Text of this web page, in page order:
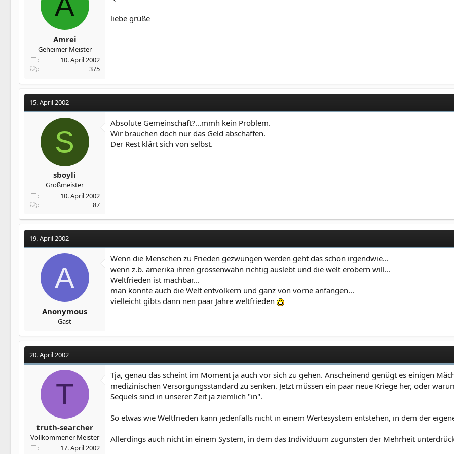
Amrei
Geheimer Meister
10. April 2002
375
liebe grüße
15. April 2002
S
sboyli
Großmeister
10. April 2002
87
Absolute Gemeinschaft?...mmh kein Problem.
Wir brauchen doch nur das Geld abschaffen.
Der Rest klärt sich von selbst.
19. April 2002
A
Anonymous
Gast
Wenn die Menschen zu Frieden gezwungen werden geht das schon irgendwie...
wenn z.b. amerika ihren grössenwahn richtig auslebt und die welt erobern will...
Weltfrieden ist machbar...
man könnte auch die Welt entvölkern und ganz von vorne anfangen...
vielleicht gibts dann nen paar Jahre weltfrieden
20. April 2002
T
truth-searcher
Vollkommener Meister
17. April 2002
Tja, genau das scheint im Moment ja auch vor sich zu gehen. Anscheinend genügt es einigen
medizinischen Versorgungsstandard zu senken. Jetzt müssen ein paar neue Kriege her, oder
Sequels sind in unserer Zeit ja ziemlich "in".
So etwas wie Weltfrieden kann jedenfalls nicht in einem Wertesystem entstehen, in dem der
Allerdings auch nicht in einem System, in dem das Individuum zugunsten der Mehrheit